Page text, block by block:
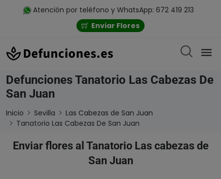
Atención por teléfono y WhatsApp: 672 419 213
Enviar Flores
Defunciones Tanatorio Las Cabezas De
San Juan
Inicio Sevilla
Las Cabezas de San Juan
Tanatorio Las Cabezas De San Juan
Enviar flores al Tanatorio Las cabezas de
San Juan